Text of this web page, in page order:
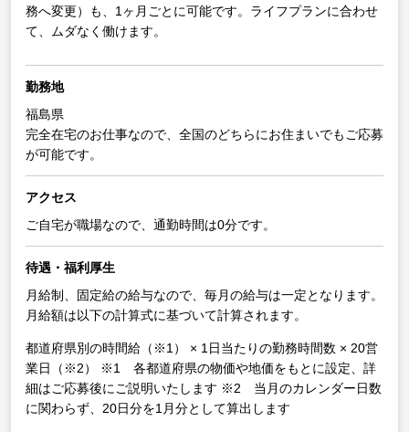
務へ変更）も、1ヶ月ごとに可能です。ライフプランに合わせ
て、ムダなく働けます。
勤務地
福島県
完全在宅のお仕事なので、全国のどちらにお住まいでもご応募
が可能です。
アクセス
ご自宅が職場なので、通勤時間は0分です。
待遇・福利厚生
月給制、固定給の給与なので、毎月の給与は一定となります。
月給額は以下の計算式に基づいて計算されます。
都道府県別の時間給（※1） × 1日当たりの勤務時間数 × 20営
業日（※2）
※1 各都道府県の物価や地価をもとに設定、詳
細はご応募後にご説明いたします ※2 当月のカレンダー日数
に関わらず、20日分を1月分として算出します